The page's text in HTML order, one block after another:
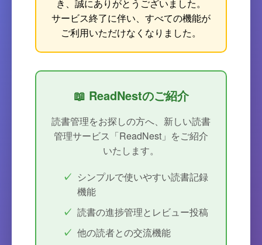
き、誠にありがとうございました。
サービス終了に伴い、すべての機能が
ご利用いただけなくなりました。
📖 ReadNestのご紹介
読書管理をお探しの方へ、新しい読書
管理サービス「ReadNest」をご紹介
いたします。
シンプルで使いやすい読書記録
機能
読書の進捗管理とレビュー投稿
他の読者との交流機能